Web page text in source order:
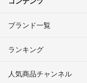
ブランド一覧
ランキング
人気商品チャンネル